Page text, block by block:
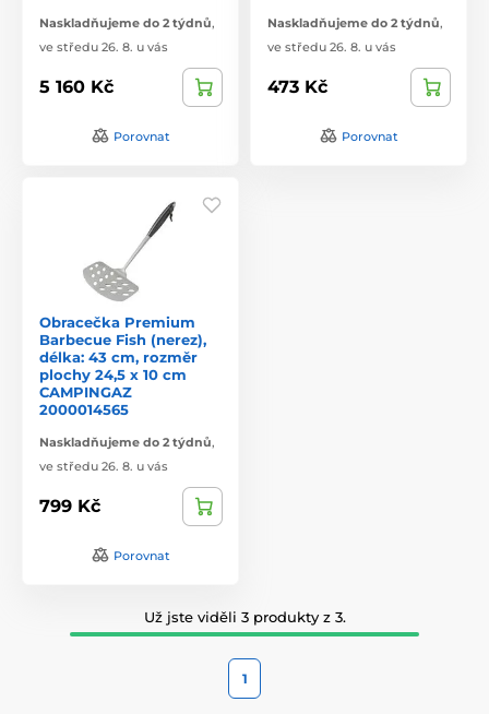
Naskladňujeme do 2 týdnů,
ve středu 26. 8. u vás
5 160 Kč
Porovnat
Naskladňujeme do 2 týdnů,
ve středu 26. 8. u vás
473 Kč
Porovnat
Obracečka Premium
Barbecue Fish (nerez),
délka: 43 cm, rozměr
plochy 24,5 x 10 cm
CAMPINGAZ
2000014565
Naskladňujeme do 2 týdnů,
ve středu 26. 8. u vás
799 Kč
Porovnat
Už jste viděli 3 produkty z 3.
1